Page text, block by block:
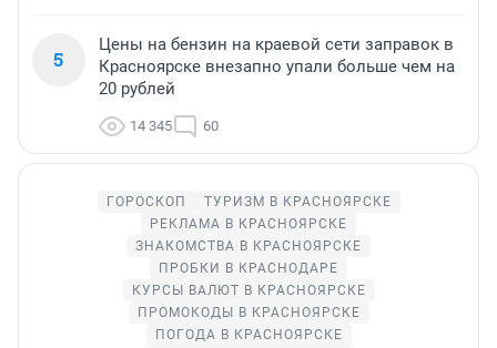
5
Цены на бензин на краевой сети заправок в
Красноярске внезапно упали больше чем на
20 рублей
14 345 60
ГОРОСКОП
ТУРИЗМ В КРАСНОЯРСКЕ
РЕКЛАМА В КРАСНОЯРСКЕ
ЗНАКОМСТВА В КРАСНОЯРСКЕ
ПРОБКИ В КРАСНОДАРЕ
КУРСЫ ВАЛЮТ В КРАСНОЯРСКЕ
ПРОМОКОДЫ В КРАСНОЯРСКЕ
ПОГОДА В КРАСНОЯРСКЕ